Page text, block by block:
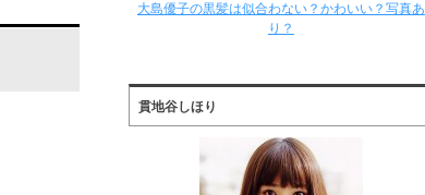
大島優子の黒髪は似合わない？かわいい？写真あ
り？
貫地谷しほり